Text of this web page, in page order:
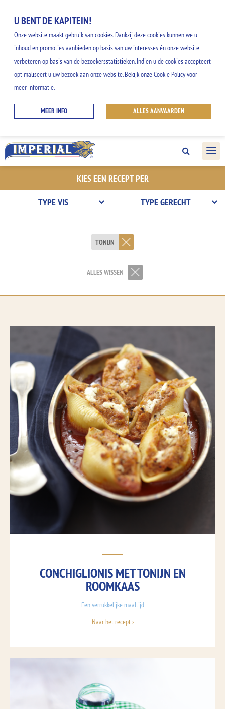
U BENT DE KAPITEIN!
Onze website maakt gebruik van cookies. Dankzij deze cookies kunnen we u
inhoud en promoties aanbieden op basis van uw interesses én onze website
verbeteren op basis van de bezoekersstatistieken. Indien u de cookies accepteert
optimaliseert u uw bezoek aan onze website. Bekijk onze Cookie Policy voor
meer informatie.
MEER INFO ALLES AANVAARDEN
ONZE RECEPTEN
Ontdek onze gemakkelijke en creatieve
ideeën, en geniet van alle smaken uit het
KIES EEN RECEPT PER
TYPE VIS TYPE GERECHT
TONIJN
ALLES WISSEN
CONCHIGLIONIS MET TONIJN EN
ROOMKAAS
Een verrukkelijke maaltijd
Naar het recept ›